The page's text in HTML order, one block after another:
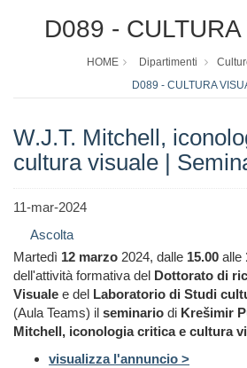
D089 -
HOME Dipartimenti
D089 - CULTURA
W.J.T. Mitchell,
cultura visuale |
11-mar-2024
Ascolta
Martedì 12 marzo 2024, dalle 15.00 alle
dell'attività formativa del Dottorato di
Visuale e del Laboratorio di Studi
(Aula Teams) il seminario di Krešimir
Mitchell, iconologia critica e cultura
visualizza l'annuncio >